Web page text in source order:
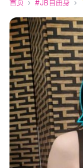
首页 › #JB自由身 ›